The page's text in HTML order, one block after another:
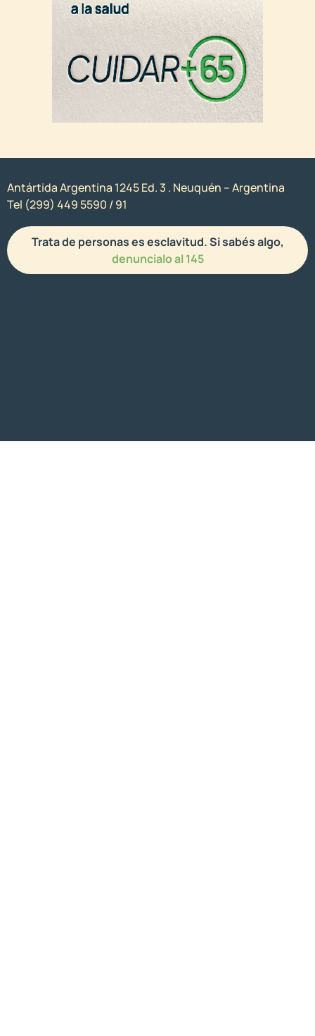
Antártida Argentina 1245 Ed. 3 . Neuquén – Argentina
Tel (299) 449 5590 / 91
Trata de personas es esclavitud. Si sabés algo,
denuncialo al 145